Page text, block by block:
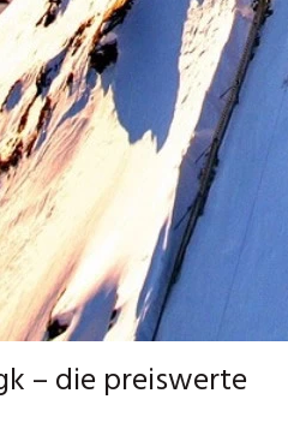
– die preiswerte